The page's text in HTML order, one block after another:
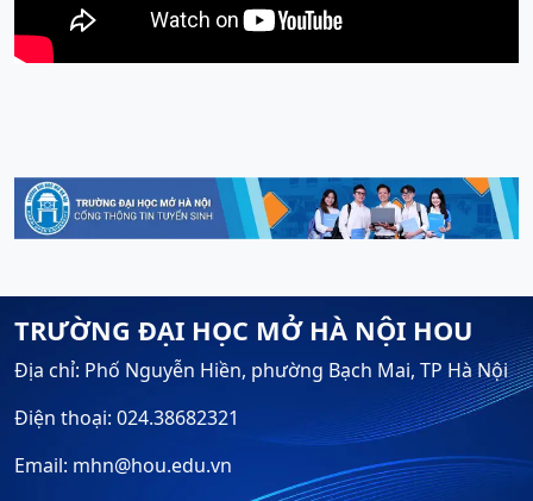
TRƯỜNG ĐẠI HỌC MỞ HÀ NỘI HOU
Địa chỉ: Phố Nguyễn Hiền, phường Bạch Mai, TP Hà Nội
Điện thoại: 024.38682321
Email: mhn@hou.edu.vn